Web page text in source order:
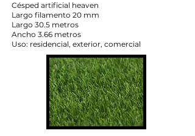
Césped artificial heaven
Largo filamento 20 mm
Largo 30.5 metros
Ancho 3.66 metros
Uso: residencial, exterior, comercial